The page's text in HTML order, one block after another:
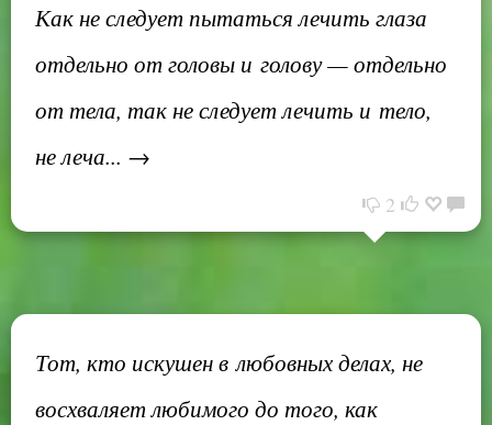
Как не следует пытаться лечить глаза
отдельно от головы и голову — отдельно
от тела, так не следует лечить и тело,
не леча... →
2
Тот, кто искушен в любовных делах, не
восхваляет любимого до того, как